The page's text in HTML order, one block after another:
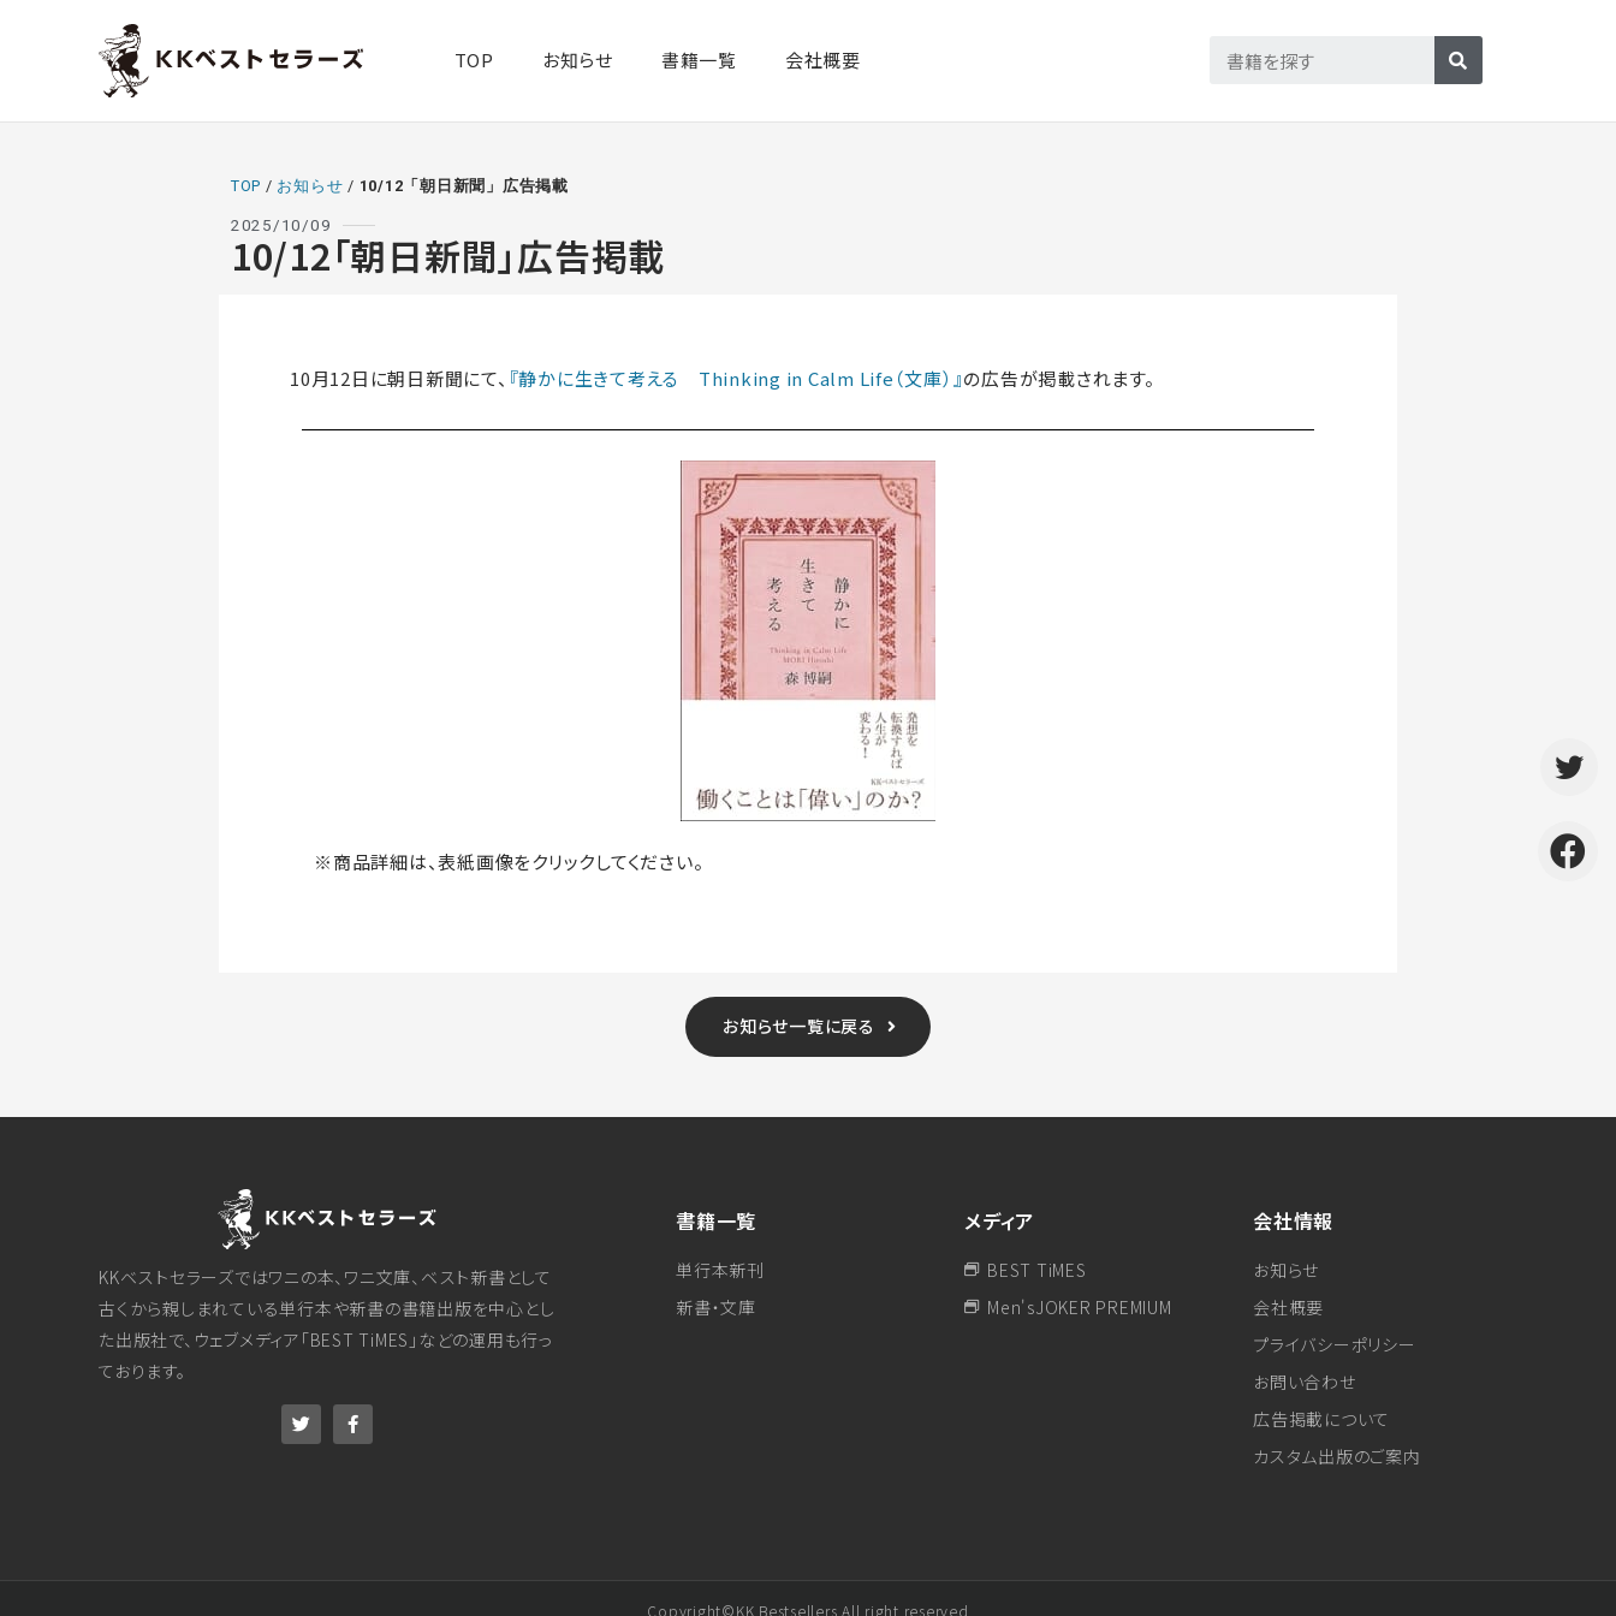
TOP お知らせ 書籍一覧​ 会社概要
TOP / お知らせ / 10/12「朝日新聞」広告掲載
2025/10/09
10/12「朝日新聞」広告掲載
10月12日に朝日新聞にて、 『静かに生きて考える Thinking in Calm Life（文庫）』の広告が掲載されます。
※商品詳細は、表紙画像をクリックしてください。
お知らせ一覧に戻る
KKベストセラーズではワニの本、ワニ文庫、ベスト新書として
古くから親しまれている単行本や新書の書籍出版を中心とし
た出版社で、ウェブメディア「BEST TiMES」などの運用も行っ
ております。
書籍一覧
単行本新刊
新書・文庫
メディア
BEST TiMES
Men'sJOKER PREMIUM
会社情報
お知らせ
会社概要
プライバシーポリシー
お問い合わせ
広告掲載について
カスタム出版のご案内
Copyright©KK Bestsellers All right reserved